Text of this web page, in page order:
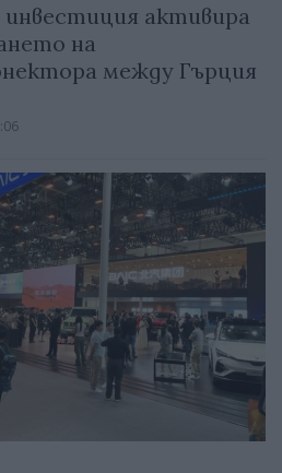
активира
на
между Гърция